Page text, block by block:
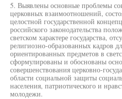
5. Выявлены основные проблемы
церковных взаимоотношений,
целостной государственной
российского законодательства
светском характере государства,
религиозно-образованных кадров
ориентированных предметов в
сформулированы и обоснованы
совершенствования церковно-
области социальной защиты
населения, патриотического и
молодежи.